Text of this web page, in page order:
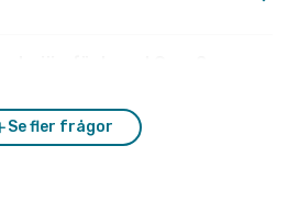
Se fler frågor